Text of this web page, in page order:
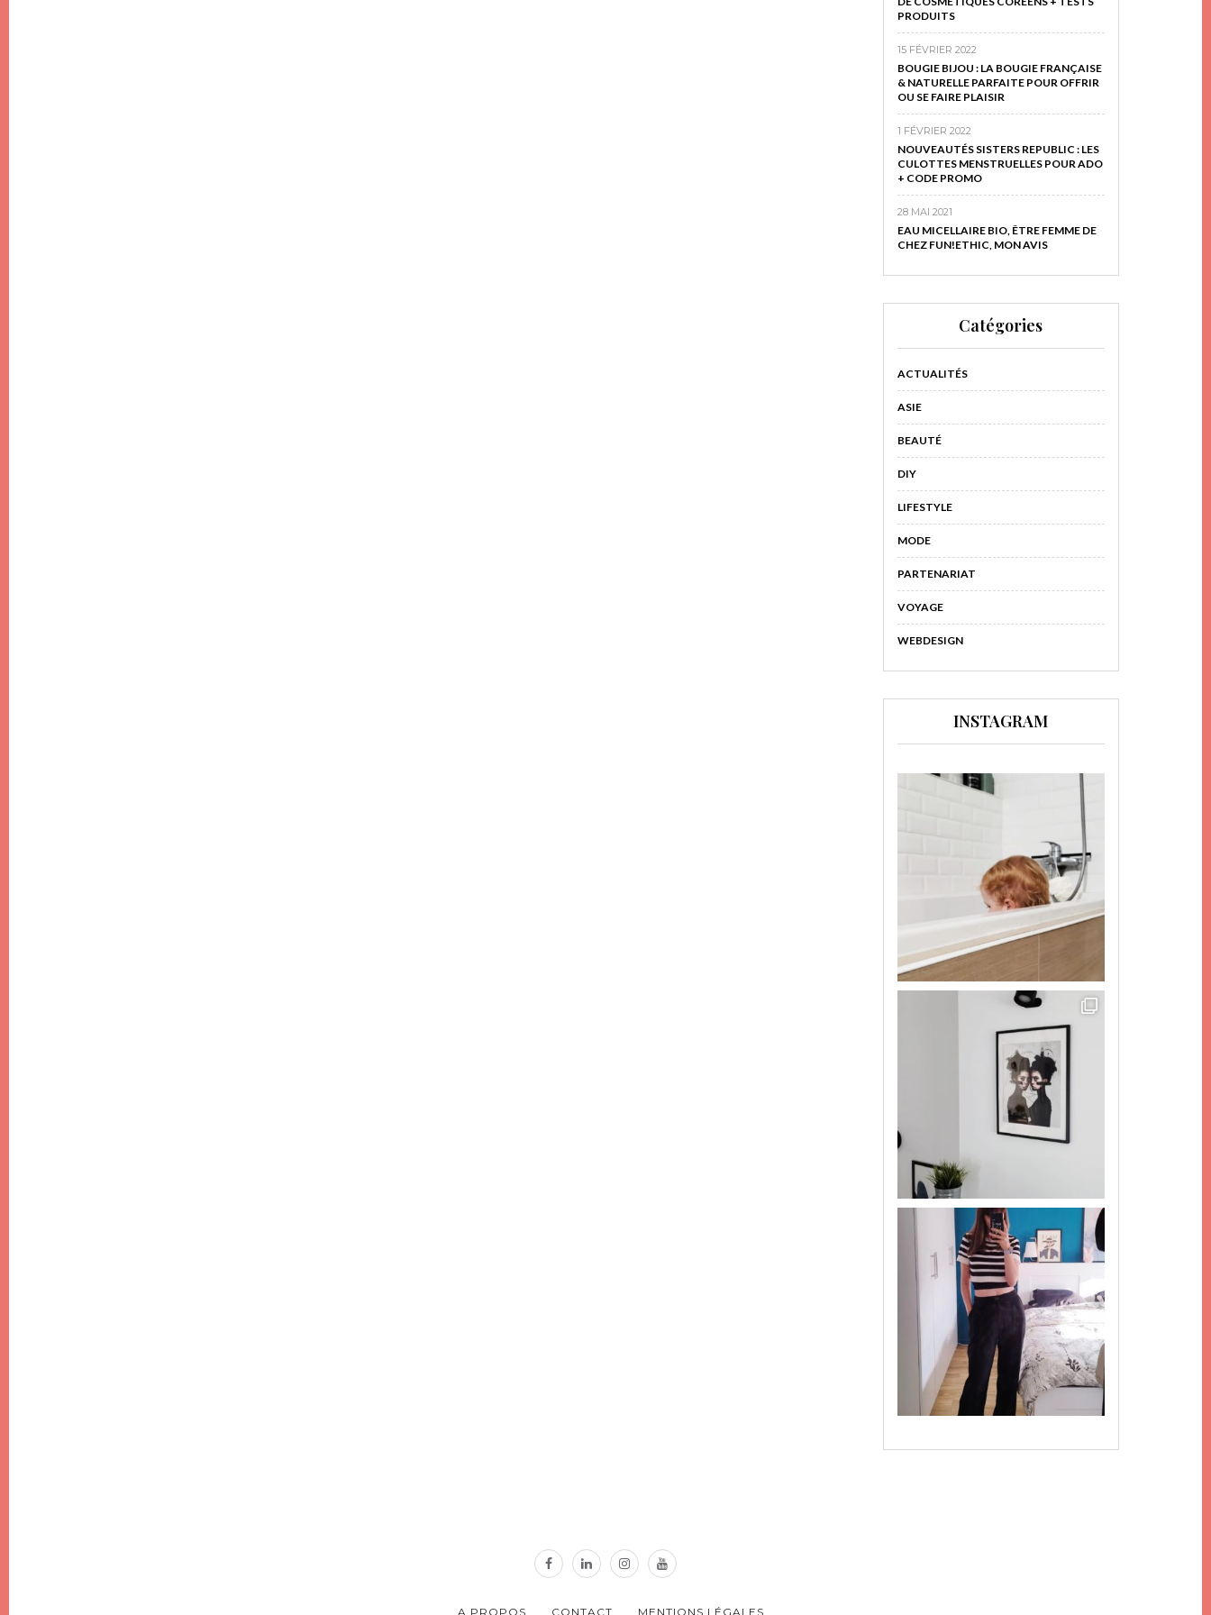
PRODUITS
15 FÉVRIER 2022
BOUGIE BIJOU : LA BOUGIE FRANÇAISE
& NATURELLE PARFAITE POUR OFFRIR
OU SE FAIRE PLAISIR
1 FÉVRIER 2022
NOUVEAUTÉS SISTERS REPUBLIC : LES
CULOTTES MENSTRUELLES POUR ADO
+ CODE PROMO
28 MAI 2021
EAU MICELLAIRE BIO, ÊTRE FEMME DE
CHEZ FUN!ETHIC, MON AVIS
Catégories
ACTUALITÉS
ASIE
BEAUTÉ
DIY
LIFESTYLE
MODE
PARTENARIAT
VOYAGE
WEBDESIGN
INSTAGRAM
A PROPOS CONTACT MENTIONS LÉGALES